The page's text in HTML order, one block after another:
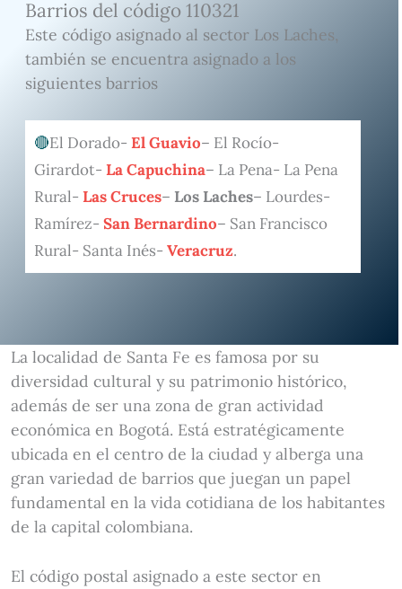
Barrios del código 110321
Este código asignado al sector Los Laches,
también se encuentra asignado a los
siguientes barrios
El Dorado- El Guavio– El Rocío-
Girardot- La Capuchina– La Pena- La Pena
Rural- Las Cruces– Los Laches– Lourdes-
Ramírez- San Bernardino– San Francisco
Rural- Santa Inés- Veracruz.
La localidad de Santa Fe es famosa por su
diversidad cultural y su patrimonio histórico,
además de ser una zona de gran actividad
económica en Bogotá. Está estratégicamente
ubicada en el centro de la ciudad y alberga una
gran variedad de barrios que juegan un papel
fundamental en la vida cotidiana de los habitantes
de la capital colombiana.
El código postal asignado a este sector en